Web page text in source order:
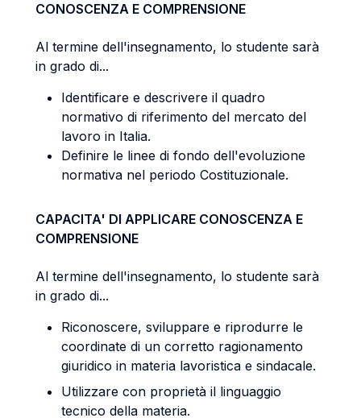
CONOSCENZA E COMPRENSIONE
Al termine dell'insegnamento, lo studente sarà
in grado di...
Identificare e descrivere il quadro
normativo di riferimento del mercato del
lavoro in Italia.
Definire le linee di fondo dell'evoluzione
normativa nel periodo Costituzionale.
CAPACITA' DI APPLICARE CONOSCENZA E
COMPRENSIONE
Al termine dell'insegnamento, lo studente sarà
in grado di...
Riconoscere, sviluppare e riprodurre le
coordinate di un corretto ragionamento
giuridico in materia lavoristica e sindacale.
Utilizzare con proprietà il linguaggio
tecnico della materia.